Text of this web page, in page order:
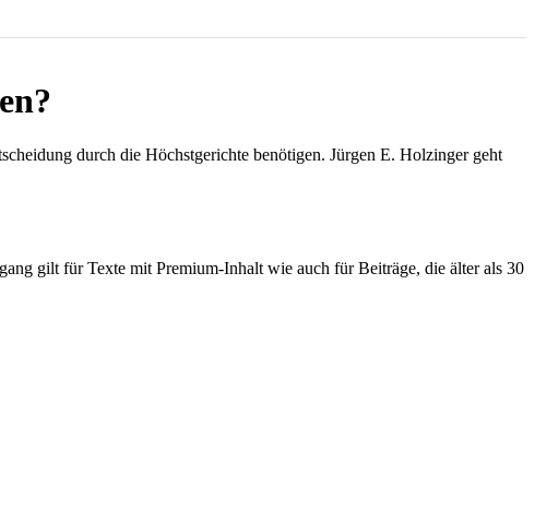
durch die Höchstgerichte benötigen. Jürgen E. Holzinger geht
gilt für Texte mit Premium-Inhalt wie auch für Beiträge, die älter als 30